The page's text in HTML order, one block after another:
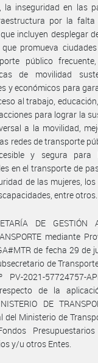
la inseguridad en las
por la falta
incluyen desplegar
promueva
público
de movilidad
y económicos para
al trabajo,
para lograr la
a la movilidad,
redes de transporte
y segura
en el transporte de
de las mujeres,
entre otros.
DE GESTIÓN
mediante
de fecha 29 de
de
2021-57724757-
respecto de la
DE
del Ministerio de
y/u otros Entes.